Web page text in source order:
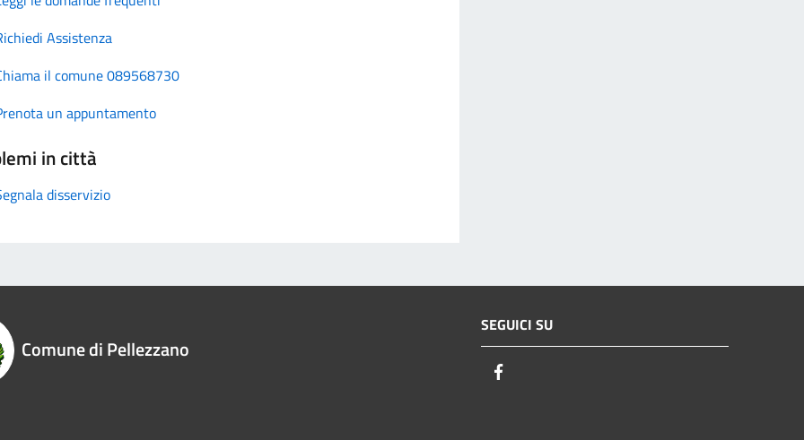
Assistenza
il comune 089568730
un appuntamento
in città
disservizio
Comune di Pellezzano
SEGUICI SU